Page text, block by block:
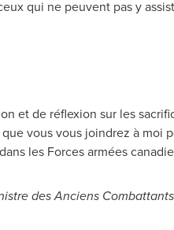
qui ne peuvent pas y
et de réflexion sur les
vous vous joindrez à
les Forces armées
des Anciens